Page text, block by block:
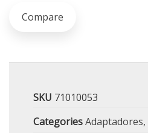
Compare
SKU 71010053
CategoriesAdaptadores,